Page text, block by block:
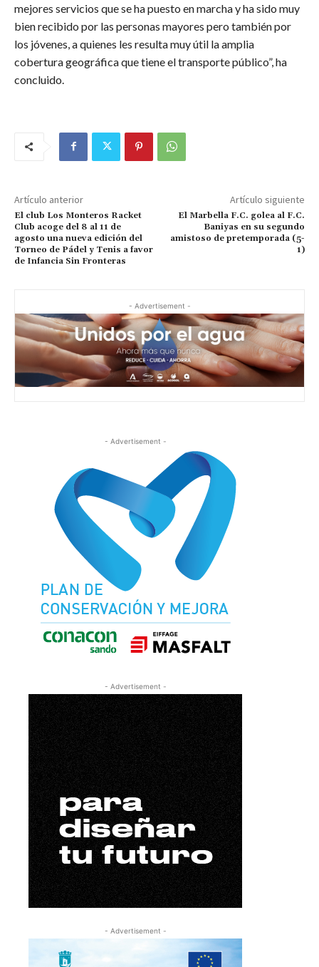
mejores servicios que se ha puesto en marcha y ha sido muy
bien recibido por las personas mayores pero también por
los jóvenes, a quienes les resulta muy útil la amplia
cobertura geográfica que tiene el transporte público”, ha
concluido.
Artículo anterior
El club Los Monteros Racket
Club acoge del 8 al 11 de
agosto una nueva edición del
Torneo de Pádel y Tenis a favor
de Infancia Sin Fronteras
Artículo siguiente
El Marbella F.C. golea al F.C.
Baniyas en su segundo
amistoso de pretemporada (5-
1)
- Advertisement -
- Advertisement -
- Advertisement -
- Advertisement -